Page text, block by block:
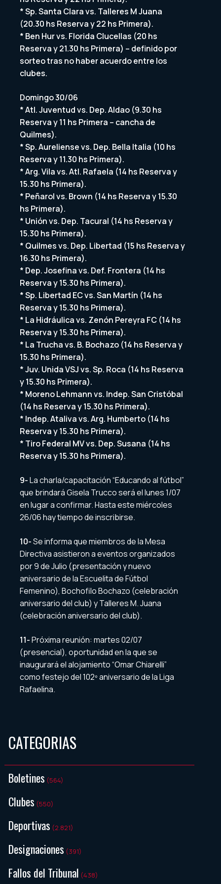
* Sp. Santa Clara vs. Talleres M Juana
(20.30 hs Reserva y 22 hs Primera).
* Ben Hur vs. Florida Clucellas (20 hs
Reserva y 21.30 hs Primera) – definido por
sorteo tras no haber acuerdo entre los
clubes.
Domingo 30/06
* Atl. Juventud vs. Dep. Aldao (9.30 hs
Reserva y 11 hs Primera – cancha de
Quilmes).
* Sp. Aureliense vs. Dep. Bella Italia (10 hs
Reserva y 11.30 hs Primera).
* Arg. Vila vs. Atl. Rafaela (14 hs Reserva y
15.30 hs Primera).
* Peñarol vs. Brown (14 hs Reserva y 15.30
hs Primera).
* Unión vs. Dep. Tacural (14 hs Reserva y
15.30 hs Primera).
* Quilmes vs. Dep. Libertad (15 hs Reserva y
16.30 hs Primera).
* Dep. Josefina vs. Def. Frontera (14 hs
Reserva y 15.30 hs Primera).
* Sp. Libertad EC vs. San Martín (14 hs
Reserva y 15.30 hs Primera).
* La Hidráulica vs. Zenón Pereyra FC (14 hs
Reserva y 15.30 hs Primera).
* La Trucha vs. B. Bochazo (14 hs Reserva y
15.30 hs Primera).
* Juv. Unida VSJ vs. Sp. Roca (14 hs Reserva
y 15.30 hs Primera).
* Moreno Lehmann vs. Indep. San Cristóbal
(14 hs Reserva y 15.30 hs Primera).
* Indep. Ataliva vs. Arg. Humberto (14 hs
Reserva y 15.30 hs Primera).
* Tiro Federal MV vs. Dep. Susana (14 hs
Reserva y 15.30 hs Primera).
9-La charla/capacitación “Educando al fútbol”
que brindará Gisela Trucco será el lunes 1/07
en lugar a confirmar. Hasta este miércoles
26/06 hay tiempo de inscribirse.
10-Se informa que miembros de la Mesa
Directiva asistieron a eventos organizados
por 9 de Julio (presentación y nuevo
aniversario de la Escuelita de Fútbol
Femenino), Bochofilo Bochazo (celebración
aniversario del club) y Talleres M. Juana
(celebración aniversario del club).
11-Próxima reunión: martes 02/07
(presencial), oportunidad en la que se
inaugurará el alojamiento “Omar Chiarelli”
como festejo del 102º aniversario de la Liga
Rafaelina.
CATEGORIAS
Boletines (564)
Clubes (550)
Deportivas (2.821)
Designaciones (391)
Fallos del Tribunal (438)